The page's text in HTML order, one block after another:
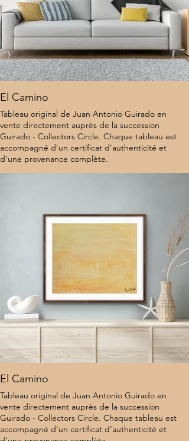
El Camino
Tableau original de Juan Antonio Guirado en
vente directement auprès de la succession
Guirado - Collectors Circle. Chaque tableau est
accompagné d'un certificat d'authenticité et
d'une provenance complète.
El Camino
Tableau original de Juan Antonio Guirado en
vente directement auprès de la succession
Guirado - Collectors Circle. Chaque tableau est
accompagné d'un certificat d'authenticité et